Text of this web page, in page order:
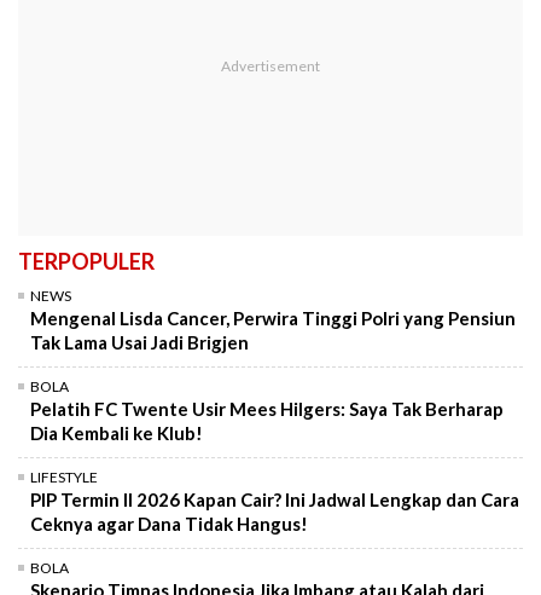
TERPOPULER
NEWS
Mengenal Lisda Cancer, Perwira Tinggi Polri yang Pensiun
Tak Lama Usai Jadi Brigjen
BOLA
Pelatih FC Twente Usir Mees Hilgers: Saya Tak Berharap
Dia Kembali ke Klub!
LIFESTYLE
PIP Termin II 2026 Kapan Cair? Ini Jadwal Lengkap dan Cara
Ceknya agar Dana Tidak Hangus!
BOLA
Skenario Timnas Indonesia Jika Imbang atau Kalah dari